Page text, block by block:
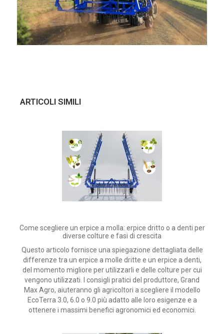
ARTICOLI SIMILI
Come scegliere un erpice a molla: erpice dritto o a denti per
diverse colture e fasi di crescita
Questo articolo fornisce una spiegazione dettagliata delle
differenze tra un erpice a molle dritte e un erpice a denti,
del momento migliore per utilizzarli e delle colture per cui
vengono utilizzati.
I consigli pratici del produttore, Grand
Max Agro, aiuteranno gli agricoltori a scegliere il modello
EcoTerra 3.0, 6.0 o 9.0 più adatto alle loro esigenze e a
ottenere i massimi benefici agronomici ed economici.